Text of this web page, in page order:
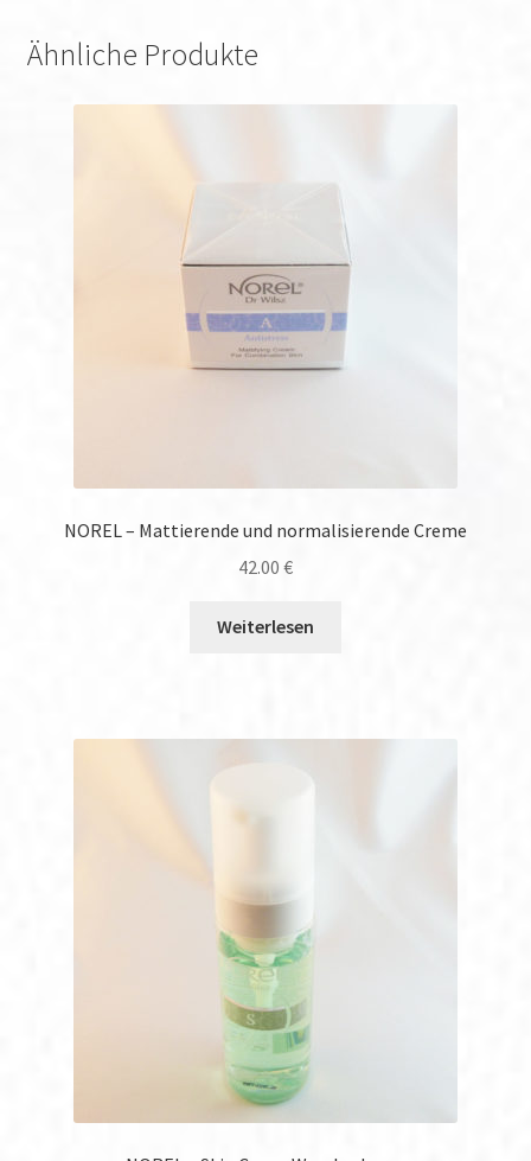
Ähnliche Produkte
NOREL – Mattierende und normalisierende Creme
42.00 €
Weiterlesen